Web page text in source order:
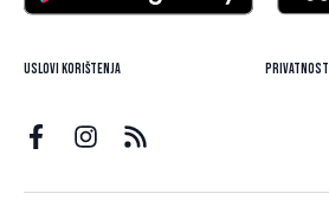
Uslovi korištenja Privatnost